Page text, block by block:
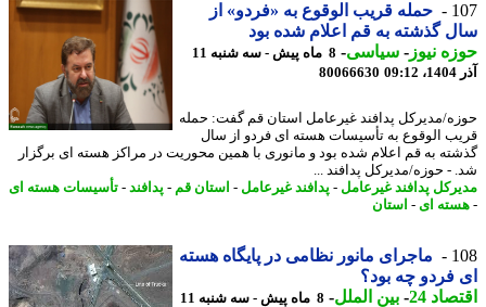
حمله قریب الوقوع به «فردو» از
گذشته به قم اعلام شده بود
نیوز-سیاسی-
8 ماه پیش - سه شنبه 11
80066630
مدیرکل پدافند غیرعامل استان قم گفت: حمله
الوقوع به تأسیسات هسته ای فردو از سال
به قم اعلام شده بود و مانوری با همین محوریت در مراکز هسته ای برگزار
- حوزه/مدیرکل پدافند ...
پدافند غیرعامل-پدافند غیرعامل-استان قم-پدافند-تأسیسات هسته ای
ای- استان
ماجرای مانور نظامی در پایگاه هسته
فردو چه بود؟
24
-بین الملل-
8 ماه پیش - سه شنبه 11